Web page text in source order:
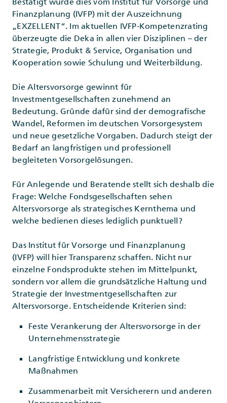
Finanzplanung (IVFP) mit der Auszeichnung
„EXZELLENT“. Im aktuellen IVFP-Kompetenzrating
überzeugte die Deka in allen vier Disziplinen – der
Strategie, Produkt & Service, Organisation und
Kooperation sowie Schulung und Weiterbildung.
Die Altersvorsorge gewinnt für
Investmentgesellschaften zunehmend an
Bedeutung. Gründe dafür sind der demografische
Wandel, Reformen im deutschen Vorsorgesystem
und neue gesetzliche Vorgaben. Dadurch steigt der
Bedarf an langfristigen und professionell
begleiteten Vorsorgelösungen.
Für Anlegende und Beratende stellt sich deshalb die
Frage: Welche Fondsgesellschaften sehen
Altersvorsorge als strategisches Kernthema und
welche bedienen dieses lediglich punktuell?
Das Institut für Vorsorge und Finanzplanung
(IVFP) will hier Transparenz schaffen. Nicht nur
einzelne Fondsprodukte stehen im Mittelpunkt,
sondern vor allem die grundsätzliche Haltung und
Strategie der Investmentgesellschaften zur
Altersvorsorge. Entscheidende Kriterien sind:
Feste Verankerung der Altersvorsorge in der
Unternehmensstrategie
Langfristige Entwicklung und konkrete
Maßnahmen
Zusammenarbeit mit Versicherern und anderen